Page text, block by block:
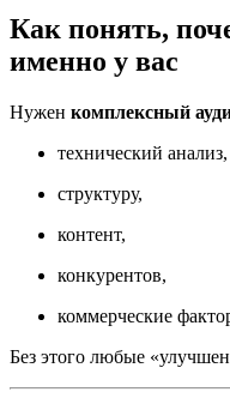
Как понять,
именно у вас
Нужен комплексный
технический анализ,
структуру,
контент,
конкурентов,
коммерческие
Без этого любые